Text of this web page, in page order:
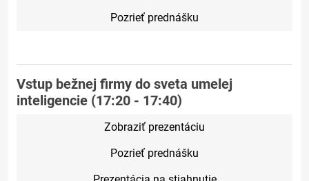
Pozrieť prednášku
Vstup bežnej firmy do sveta umelej
inteligencie (17:20 - 17:40)
Zobraziť prezentáciu
Pozrieť prednášku